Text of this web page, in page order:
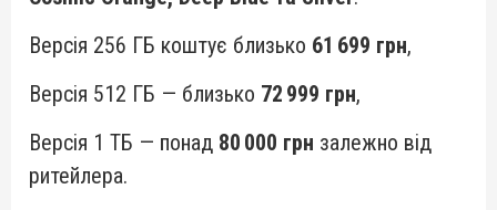
Версія 256 ГБ коштує близько 61 699 грн,
Версія 512 ГБ — близько 72 999 грн,
Версія 1 ТБ — понад 80 000 грн залежно від
ритейлера.